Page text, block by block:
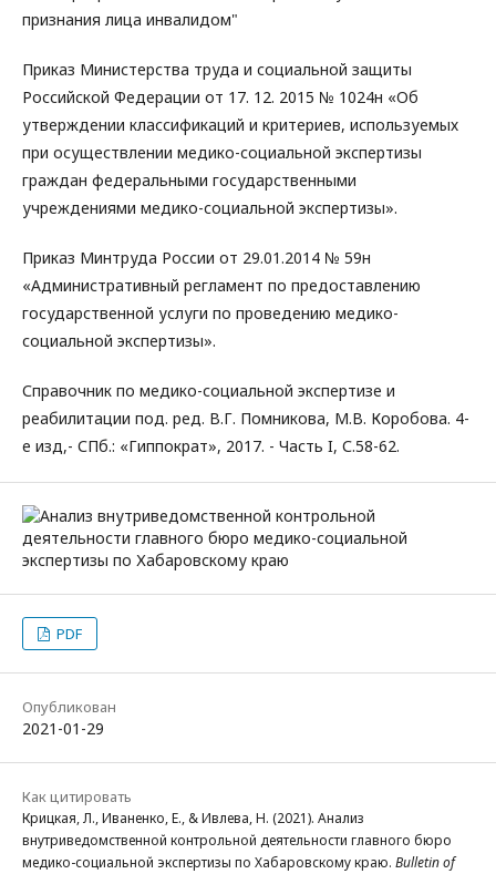
признания лица инвалидом"
Приказ Министерства труда и социальной защиты
Российской Федерации от 17. 12. 2015 № 1024н «Об
утверждении классификаций и критериев, используемых
при осуществлении медико-социальной экспертизы
граждан федеральными государственными
учреждениями медико-социальной экспертизы».
Приказ Минтруда России от 29.01.2014 № 59н
«Административный регламент по предоставлению
государственной услуги по проведению медико-
социальной экспертизы».
Справочник по медико-социальной экспертизе и
реабилитации под. ред. В.Г. Помникова, М.В. Коробова. 4-
е изд,- СПб.: «Гиппократ», 2017. - Часть I, С.58-62.
PDF
Опубликован
2021-01-29
Как цитировать
Крицкая, Л., Иваненко, Е., & Ивлева, Н. (2021). Анализ
внутриведомственной контрольной деятельности главного бюро
медико-социальной экспертизы по Хабаровскому краю. Bulletin of